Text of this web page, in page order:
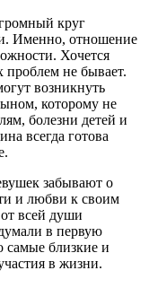
круг
Именно, отношение
Хочется
проблем не бывает.
возникнуть
которому не
болезни детей и
всегда готова
забывают о
и любви к своим
всей души
в первую
самые близкие и
в жизни.